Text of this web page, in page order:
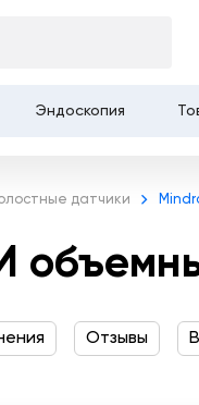
Эндоскопия
датчики
Отзывы